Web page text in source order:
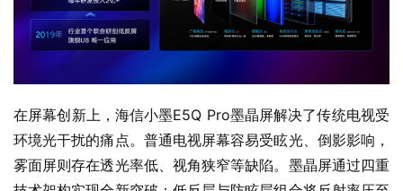
在屏幕创新上，海信小墨E5Q Pro墨晶屏解决了传统电视受
环境光干扰的痛点。普通电视屏幕容易受眩光、倒影影响，
雾面屏则存在透光率低、视角狭窄等缺陷。墨晶屏通过四重